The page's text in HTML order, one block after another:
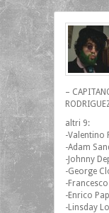
–
altri 9:
-Valentino
-Adam
-Johnny
-George
-
-Enrico
-Linsday